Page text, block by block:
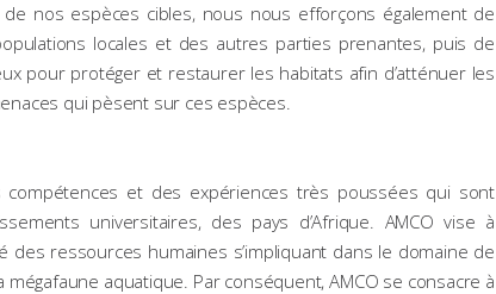
nos espèces cibles, nous nous efforçons également de
locales et des autres parties prenantes, puis de
pour protéger et restaurer les habitats afin d’atténuer les
qui pèsent sur ces espèces.
compétences et des expériences très poussées qui sont
universitaires, des pays d’Afrique. AMCO vise à
ressources humaines s’impliquant dans le domaine de
aquatique. Par conséquent, AMCO se consacre à